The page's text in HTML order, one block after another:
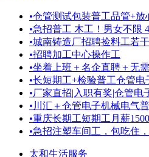
•仓管测试包装普工品管+放
•急招普工 木工！男女不限
•城南铸造厂招聘捡料工若
•招聘加工中心操作工
•坐着上班＋名企直聘＋无
•长短期工+检验普工仓管电
•厂家直招|入职有奖|仓管电
• 川汇＋仓管电子机械电气
•重庆长期工短期工月薪
•急招注塑车间工，包吃住
太和生活服务